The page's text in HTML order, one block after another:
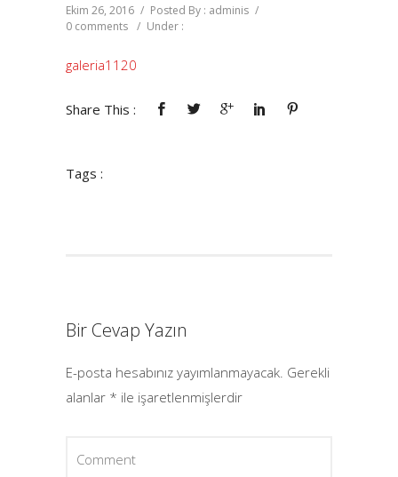
Ekim 26, 2016 / Posted By : adminis /
0 comments / Under :
galeria1120
Share This :
Tags :
Bir Cevap Yazın
E-posta hesabınız yayımlanmayacak. Gerekli
alanlar * ile işaretlenmişlerdir